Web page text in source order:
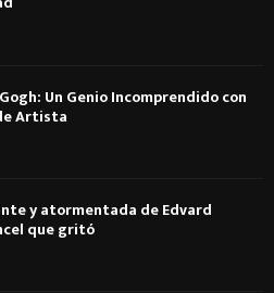
Un Genio Incomprendido con
Artista
y atormentada de Edvard
que gritó